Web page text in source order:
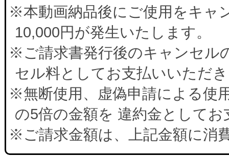
※本動画納品後にご使用をキャ
10,000円が発生いたします。
※ご請求書発行後のキャンセル
セル料としてお支払いいただ
※無断使用、虚偽申請による使
の5倍の金額を 違約金として
※ご請求金額は、上記金額に消